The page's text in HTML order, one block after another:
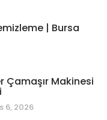
| Bursa
Çamaşır Makinesi
6, 2026